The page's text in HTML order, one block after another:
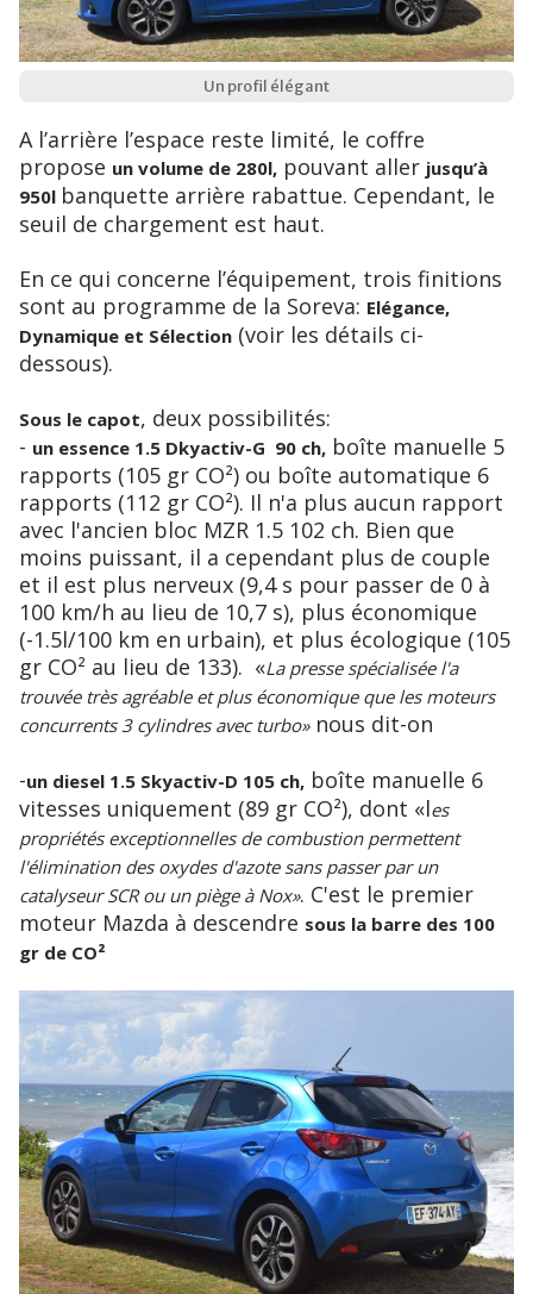
Un profil élégant
A l’arrière l’espace reste limité, le coffre
propose un volume de 280l, pouvant aller jusqu’à
950l banquette arrière rabattue. Cependant, le
seuil de chargement est haut.
En ce qui concerne l’équipement, trois finitions
sont au programme de la Soreva: Elégance,
Dynamique et Sélection (voir les détails ci-
dessous).
Sous le capot, deux possibilités:
- un essence 1.5 Dkyactiv-G 90 ch, boîte manuelle 5
rapports (105 gr CO²) ou boîte automatique 6
rapports (112 gr CO²). Il n'a plus aucun rapport
avec l'ancien bloc MZR 1.5 102 ch. Bien que
moins puissant, il a cependant plus de couple
et il est plus nerveux (9,4 s pour passer de 0 à
100 km/h au lieu de 10,7 s), plus économique
(-1.5l/100 km en urbain), et plus écologique (105
gr CO² au lieu de 133). «La presse spécialisée l'a
trouvée très agréable et plus économique que les moteurs
concurrents 3 cylindres avec turbo»nous dit-on
-un diesel 1.5 Skyactiv-D 105 ch, boîte manuelle 6
vitesses uniquement (89 gr CO²), dont «les
propriétés exceptionnelles de combustion permettent
l'élimination des oxydes d'azote sans passer par un
catalyseur SCR ou un piège à Nox». C'est le premier
moteur Mazda à descendre sous la barre des 100
gr de CO²